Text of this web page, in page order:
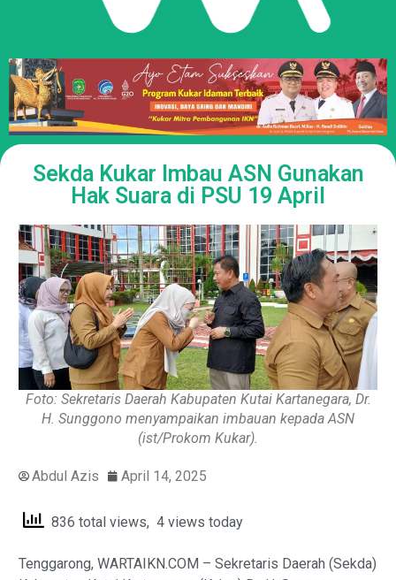
Sekda Kukar Imbau ASN Gunakan
Hak Suara di PSU 19 April
Foto: Sekretaris Daerah Kabupaten Kutai Kartanegara, Dr.
H. Sunggono menyampaikan imbauan kepada ASN
(ist/Prokom Kukar).
Abdul Azis April 14, 2025
836 total views, 4 views today
Tenggarong, WARTAIKN.COM – Sekretaris Daerah (Sekda)